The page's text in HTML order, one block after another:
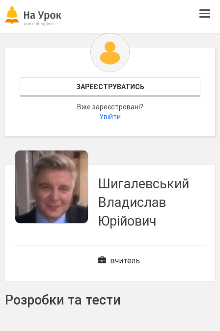
ЗАРЕЄСТРУВАТИСЬ
Вже зареєстровані?
Увійти
Шигалевський
Владислав
Юрійович
вчитель
Розробки та тести